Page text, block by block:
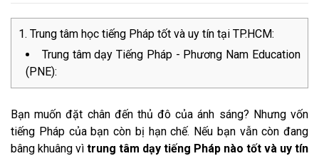
Trung tâm học tiếng Pháp tốt và uy tín tại TP.HCM:
Trung tâm dạy Tiếng Pháp - Phương Nam Education
(PNE):
Bạn muốn đặt chân đến thủ đô của ánh sáng? Nhưng vốn
tiếng Pháp của bạn còn bị hạn chế. Nếu bạn vẫn còn đang
bâng khuâng vì trung tâm dạy tiếng Pháp nào tốt và uy tín